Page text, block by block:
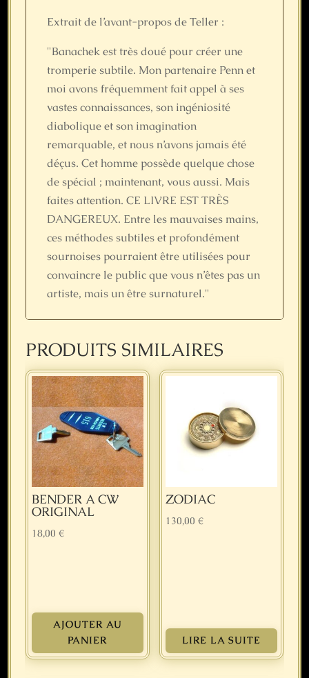
Extrait de l’avant-propos de Teller :
"Banachek est très doué pour créer une
tromperie subtile. Mon partenaire Penn et
moi avons fréquemment fait appel à ses
vastes connaissances, son ingéniosité
diabolique et son imagination
remarquable, et nous n’avons jamais été
déçus. Cet homme possède quelque chose
de spécial ; maintenant, vous aussi. Mais
faites attention. CE LIVRE EST TRÈS
DANGEREUX. Entre les mauvaises mains,
ces méthodes subtiles et profondément
sournoises pourraient être utilisées pour
convaincre le public que vous n’êtes pas un
artiste, mais un être surnaturel."
PRODUITS SIMILAIRES
BENDER A CW
ORIGINAL
18,00€
AJOUTER AU
PANIER
ZODIAC
130,00€
LIRE LA SUITE